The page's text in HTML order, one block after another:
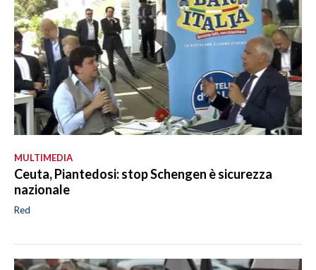
MULTIMEDIA
Ceuta, Piantedosi: stop Schengen è sicurezza
nazionale
Red